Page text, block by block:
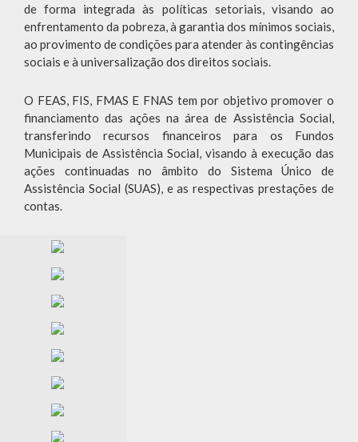
de forma integrada às políticas setoriais, visando ao
enfrentamento da pobreza, à garantia dos mínimos sociais,
ao provimento de condições para atender às contingências
sociais e à universalização dos direitos sociais.
O FEAS, FIS, FMAS E FNAS tem por objetivo promover o
financiamento das ações na área de Assistência Social,
transferindo recursos financeiros para os Fundos
Municipais de Assistência Social, visando à execução das
ações continuadas no âmbito do Sistema Único de
Assistência Social (SUAS), e as respectivas prestações de
contas.